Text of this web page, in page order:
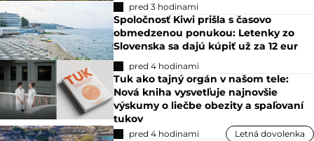
pred 3 hodinami
Spoločnosť Kiwi prišla s časovo
obmedzenou ponukou: Letenky zo
Slovenska sa dajú kúpiť už za 12 eur
pred 4 hodinami
Tuk ako tajný orgán v našom tele:
Nová kniha vysvetľuje najnovšie
výskumy o liečbe obezity a spaľovaní
tukov
pred 4 hodinami Letná dovolenka